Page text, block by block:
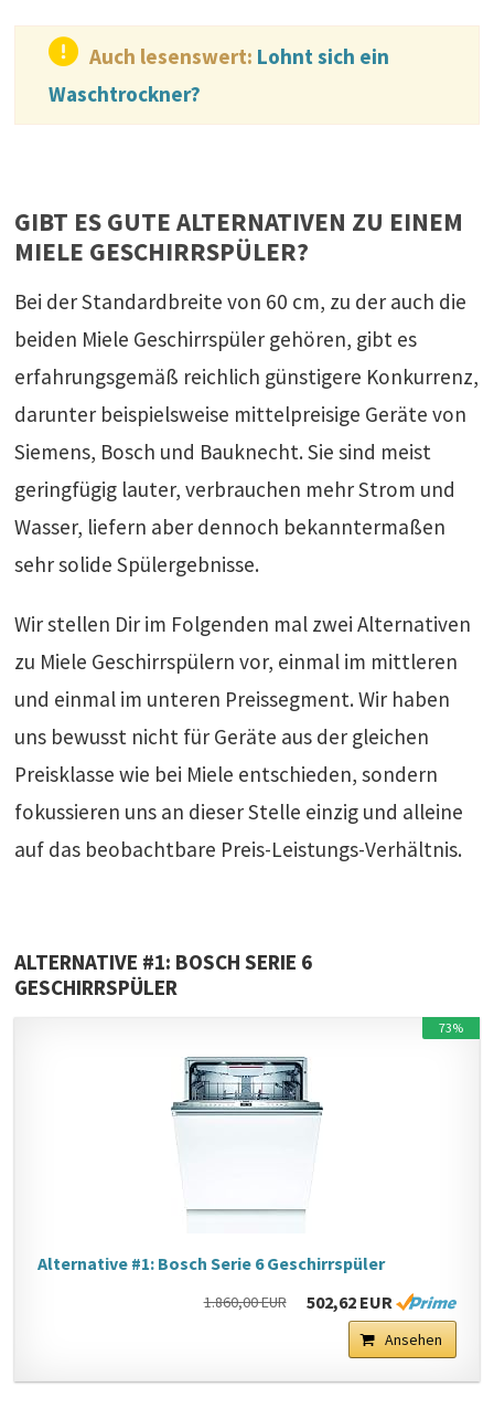
Auch lesenswert: Lohnt sich ein
Waschtrockner?
GIBT ES GUTE ALTERNATIVEN ZU EINEM
MIELE GESCHIRRSPÜLER?
Bei der Standardbreite von 60 cm, zu der auch die
beiden Miele Geschirrspüler gehören, gibt es
erfahrungsgemäß reichlich günstigere Konkurrenz,
darunter beispielsweise mittelpreisige Geräte von
Siemens, Bosch und Bauknecht. Sie sind meist
geringfügig lauter, verbrauchen mehr Strom und
Wasser, liefern aber dennoch bekanntermaßen
sehr solide Spülergebnisse.
Wir stellen Dir im Folgenden mal zwei Alternativen
zu Miele Geschirrspülern vor, einmal im mittleren
und einmal im unteren Preissegment. Wir haben
uns bewusst nicht für Geräte aus der gleichen
Preisklasse wie bei Miele entschieden, sondern
fokussieren uns an dieser Stelle einzig und alleine
auf das beobachtbare Preis-Leistungs-Verhältnis.
ALTERNATIVE #1: BOSCH SERIE 6
GESCHIRRSPÜLER
73%
Alternative #1: Bosch Serie 6 Geschirrspüler
1.860,00 EUR 502,62 EUR
Ansehen